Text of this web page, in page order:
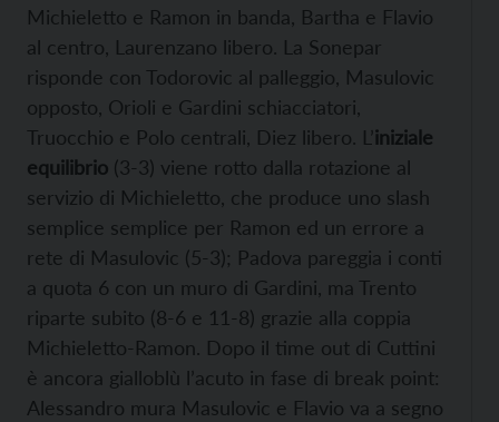
Michieletto e Ramon in banda, Bartha e Flavio
al centro, Laurenzano libero. La Sonepar
risponde con Todorovic al palleggio, Masulovic
opposto, Orioli e Gardini schiacciatori,
Truocchio e Polo centrali, Diez libero. L’iniziale
equilibrio (3-3) viene rotto dalla rotazione al
servizio di Michieletto, che produce uno slash
semplice semplice per Ramon ed un errore a
rete di Masulovic (5-3); Padova pareggia i conti
a quota 6 con un muro di Gardini, ma Trento
riparte subito (8-6 e 11-8) grazie alla coppia
Michieletto-Ramon. Dopo il time out di Cuttini
è ancora gialloblù l’acuto in fase di break point:
Alessandro mura Masulovic e Flavio va a segno